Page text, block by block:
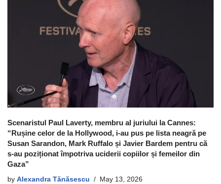
Scenaristul Paul Laverty, membru al juriului la Cannes:
“Rușine celor de la Hollywood, i-au pus pe lista neagră pe
Susan Sarandon, Mark Ruffalo și Javier Bardem pentru că
s-au poziționat împotriva uciderii copiilor și femeilor din
Gaza”
by Alexandra Tănăsescu May 13, 2026